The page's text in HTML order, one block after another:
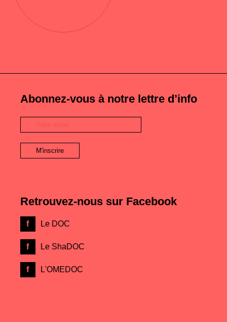
Abonnez-vous à notre lettre d’info
Retrouvez-nous sur Facebook
Le DOC
Le ShaDOC
L'OMEDOC